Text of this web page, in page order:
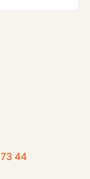
44